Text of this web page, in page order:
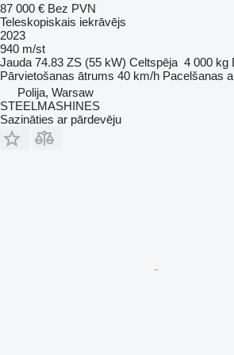
87 000 € Bez PVN
Teleskopiskais iekrāvējs
2023
940 m/st
Jauda 74.83 ZS (55 kW) Celtspēja 4 000 kg
Pārvietošanas ātrums 40 km/h Pacelšanas
Polija, Warsaw
STEELMASHINES
Sazināties ar pārdevēju